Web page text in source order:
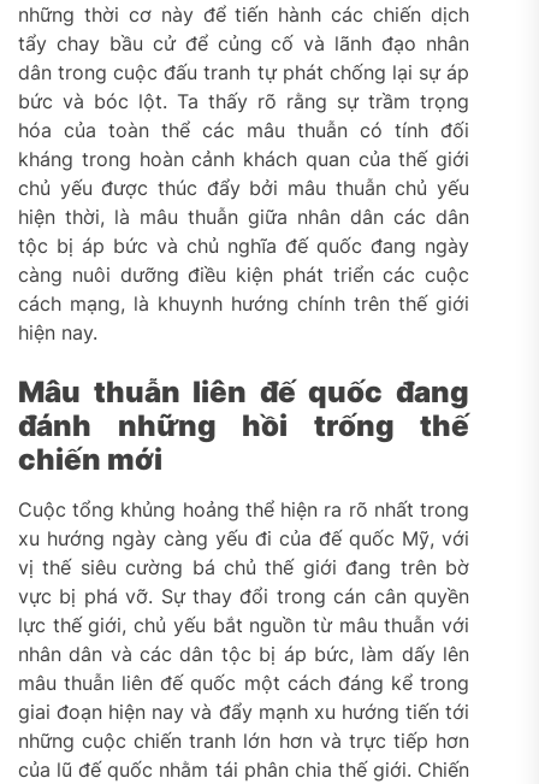
những thời cơ này để tiến hành các chiến dịch
tẩy chay bầu cử để củng cố và lãnh đạo nhân
dân trong cuộc đấu tranh tự phát chống lại sự áp
bức và bóc lột. Ta thấy rõ rằng sự trầm trọng
hóa của toàn thể các mâu thuẫn có tính đối
kháng trong hoàn cảnh khách quan của thế giới
chủ yếu được thúc đẩy bởi mâu thuẫn chủ yếu
hiện thời, là mâu thuẫn giữa nhân dân các dân
tộc bị áp bức và chủ nghĩa đế quốc đang ngày
càng nuôi dưỡng điều kiện phát triển các cuộc
cách mạng, là khuynh hướng chính trên thế giới
hiện nay.
Mâu thuẫn liên đế quốc đang
đánh những hồi trống thế
chiến mới
Cuộc tổng khủng hoảng thể hiện ra rõ nhất trong
xu hướng ngày càng yếu đi của đế quốc Mỹ, với
vị thế siêu cường bá chủ thế giới đang trên bờ
vực bị phá vỡ. Sự thay đổi trong cán cân quyền
lực thế giới, chủ yếu bắt nguồn từ mâu thuẫn với
nhân dân và các dân tộc bị áp bức, làm dấy lên
mâu thuẫn liên đế quốc một cách đáng kể trong
giai đoạn hiện nay và đẩy mạnh xu hướng tiến tới
những cuộc chiến tranh lớn hơn và trực tiếp hơn
của lũ đế quốc nhằm tái phân chia thế giới. Chiến